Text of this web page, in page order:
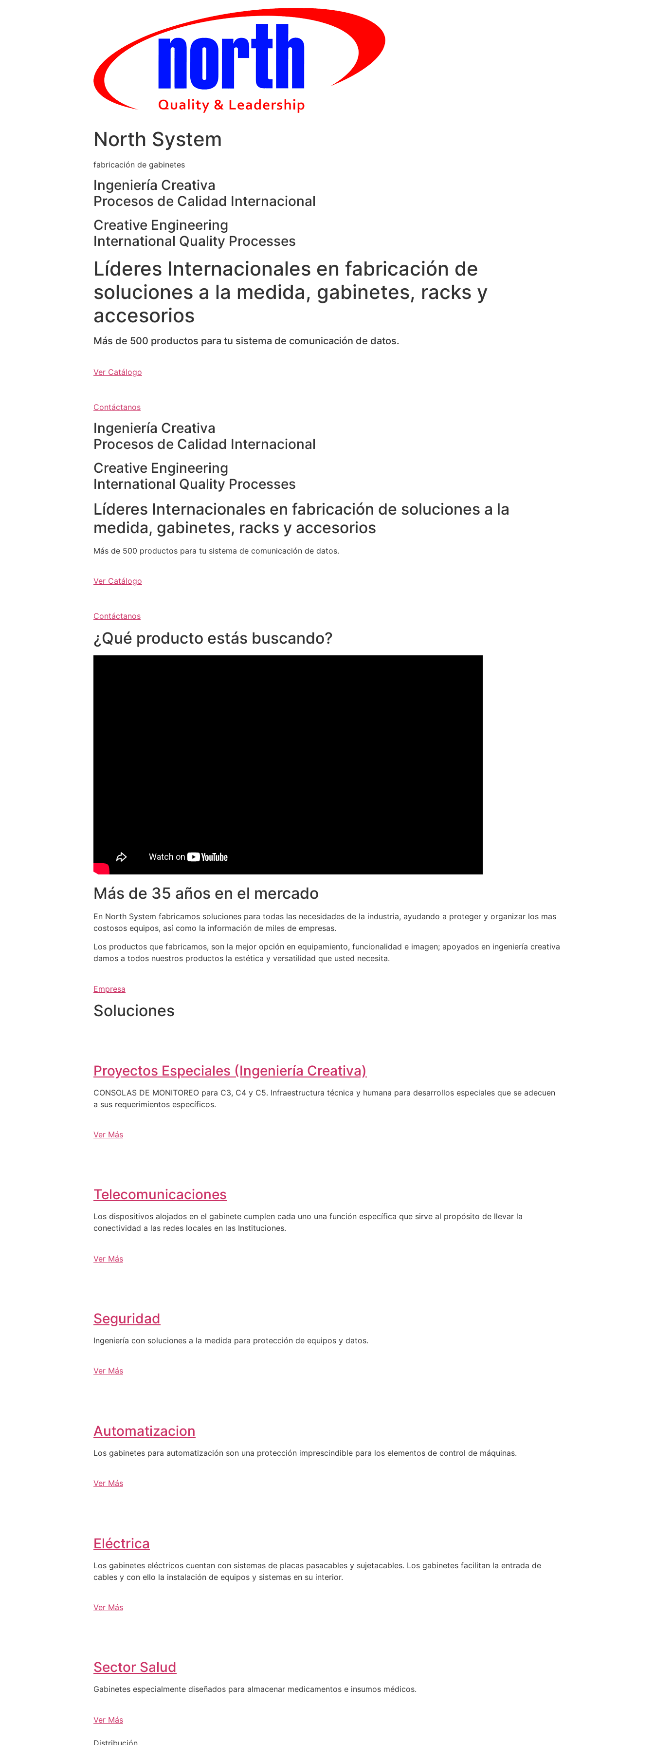
North System
fabricación de gabinetes
Ingeniería Creativa
Procesos de Calidad Internacional
Creative Engineering
International Quality Processes
Líderes Internacionales en fabricación de
soluciones a la medida, gabinetes, racks y
accesorios
Más de 500 productos para tu sistema de comunicación de datos.
Ver Catálogo
Contáctanos
Ingeniería Creativa
Procesos de Calidad Internacional
Creative Engineering
International Quality Processes
Líderes Internacionales en fabricación de soluciones a la
medida, gabinetes, racks y accesorios
Más de 500 productos para tu sistema de comunicación de datos.
Ver Catálogo
Contáctanos
¿Qué producto estás buscando?
Más de 35 años en el mercado
En North System fabricamos soluciones para todas las necesidades de la industria, ayudando a proteger y organizar los mas
costosos equipos, así como la información de miles de empresas.
Los productos que fabricamos, son la mejor opción en equipamiento, funcionalidad e imagen; apoyados en ingeniería creativa
damos a todos nuestros productos la estética y versatilidad que usted necesita.
Empresa
Soluciones
Proyectos Especiales (Ingeniería Creativa)
CONSOLAS DE MONITOREO para C3, C4 y C5. Infraestructura técnica y humana para desarrollos especiales que se adecuen
a sus requerimientos específicos.
Ver Más
Telecomunicaciones
Los dispositivos alojados en el gabinete cumplen cada uno una función específica que sirve al propósito de llevar la
conectividad a las redes locales en las Instituciones.
Ver Más
Seguridad
Ingeniería con soluciones a la medida para protección de equipos y datos.
Ver Más
Automatizacion
Los gabinetes para automatización son una protección imprescindible para los elementos de control de máquinas.
Ver Más
Eléctrica
Los gabinetes eléctricos cuentan con sistemas de placas pasacables y sujetacables. Los gabinetes facilitan la entrada de
cables y con ello la instalación de equipos y sistemas en su interior.
Ver Más
Sector Salud
Gabinetes especialmente diseñados para almacenar medicamentos e insumos médicos.
Ver Más
Distribución